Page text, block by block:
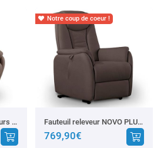
Fauteuil releveur 4 moteurs Quattro
 Notre coup de coeur !
Fauteuil releveur NOVO PLUS 2 Moteurs
769,90€